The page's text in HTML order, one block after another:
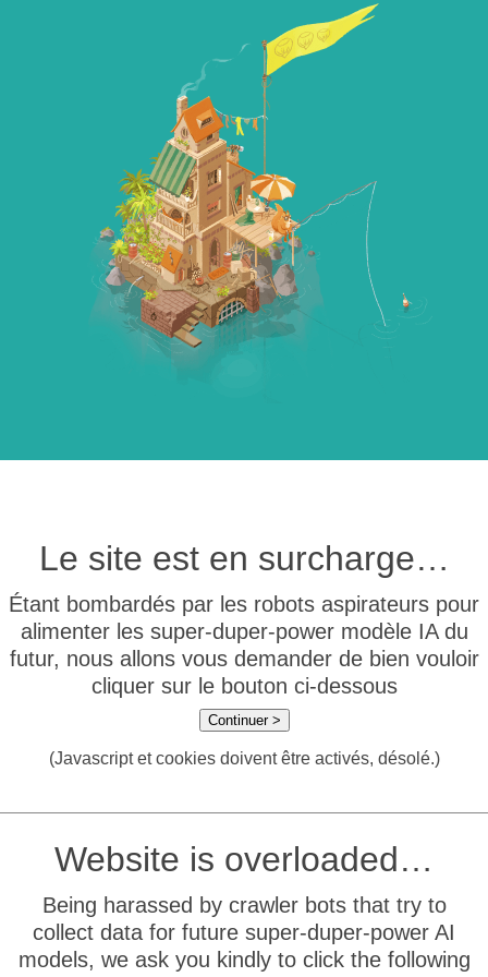
Le site est en surcharge…
Étant bombardés par les robots aspirateurs pour
alimenter les super-duper-power modèle IA du
futur, nous allons vous demander de bien vouloir
cliquer sur le bouton ci-dessous
Continuer >
(Javascript et cookies doivent être activés, désolé.)
Website is overloaded…
Being harassed by crawler bots that try to
collect data for future super-duper-power AI
models, we ask you kindly to click the following